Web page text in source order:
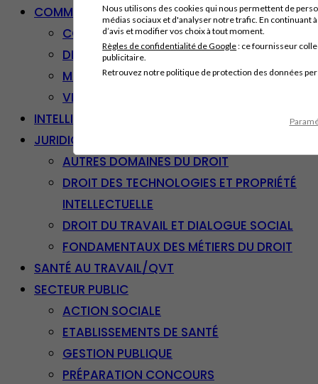
Nous utilisons des cookies qui nous permettent de
médias sociaux et d'analyser notre trafic. En continuant
d’avis et modifier vos choix à tout moment.
Règles de confidentialité de Google: ce fournisseur
publicitaire.
Retrouvez notre politique de protection des données
COMMUNICATION/DIGITAL
COMMUNICATION
DIGITAL
MARKETING
VENTE – RELATION CLIENT
INTELLIGENCE ARTIFICIELLE
JURIDIQUE
AUTRES DOMAINES DU DROIT
DROIT DES TECHNOLOGIES ET PROPRIÉTÉ
INTELLECTUELLE
DROIT DU TRAVAIL ET DIALOGUE SOCIAL
FONDAMENTAUX DES MÉTIERS DU DROIT
SANTÉ AU TRAVAIL/QVT
SECTEUR PUBLIC
ACTION SOCIALE
ETABLISSEMENTS DE SANTÉ
GESTION PUBLIQUE
PRÉPARATION CONCOURS